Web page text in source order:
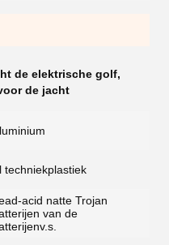
de elektrische golf,
de jacht
techniekplastiek
acid natte Trojan
van de